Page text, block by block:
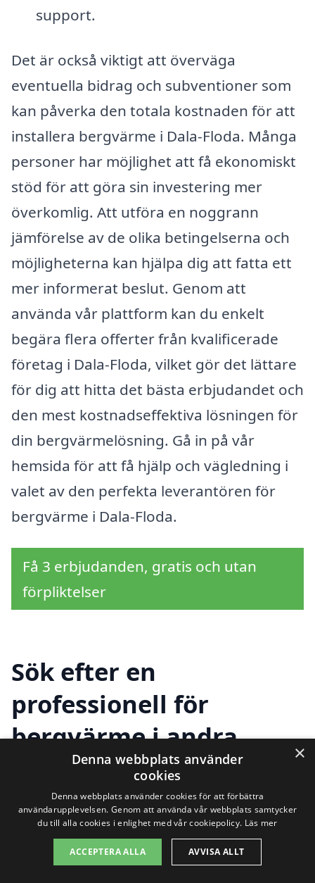
support.
Det är också viktigt att överväga
eventuella bidrag och subventioner som
kan påverka den totala kostnaden för att
installera bergvärme i Dala-Floda. Många
personer har möjlighet att få ekonomiskt
stöd för att göra sin investering mer
överkomlig. Att utföra en noggrann
jämförelse av de olika betingelserna och
möjligheterna kan hjälpa dig att fatta ett
mer informerat beslut. Genom att
använda vår plattform kan du enkelt
begära flera offerter från kvalificerade
företag i Dala-Floda, vilket gör det lättare
för dig att hitta det bästa erbjudandet och
den mest kostnadseffektiva lösningen för
din bergvärmelösning. Gå in på vår
hemsida för att få hjälp och vägledning i
valet av den perfekta leverantören för
bergvärme i Dala-Floda.
Få 3 erbjudanden, gratis och utan
förpliktelser
Sök efter en
professionell för
bergvärme i andra
städer nära Dala-Floda
Att hitta rätt hjälp för installation av
bergvärme i Dala-Floda kan ibland kännas
×
Denna webbplats använder
cookies
Denna webbplats använder cookies för att förbättra
användarupplevelsen. Genom att använda vår webbplats samtycker
du till alla cookies i enlighet med vår cookiepolicy. Läs mer
ACCEPTERA ALLA AVVISA ALLT